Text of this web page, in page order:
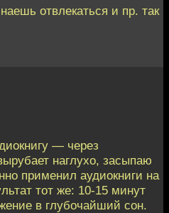
отвлекаться и пр. так
— через
наглухо, засыпаю
применил аудиокниги на
тот же: 10-15 минут
в глубочайший сон.